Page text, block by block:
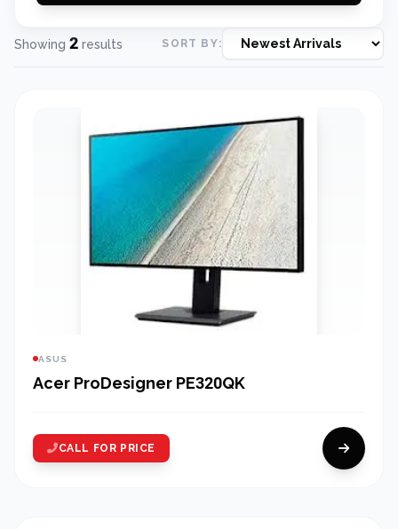
Showing 2 results SORT BY:
ASUS
Acer ProDesigner PE320QK
CALL FOR PRICE